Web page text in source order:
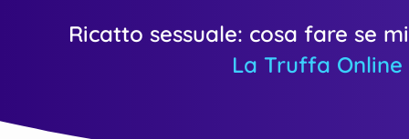
Ricatto sessuale: cosa fare se
La Truffa Online